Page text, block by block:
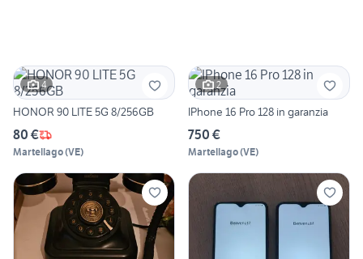
4
HONOR 90 LITE 5G 8/256GB
80 €
Martellago(VE)
2
IPhone 16 Pro 128 in garanzia
750 €
Martellago(VE)